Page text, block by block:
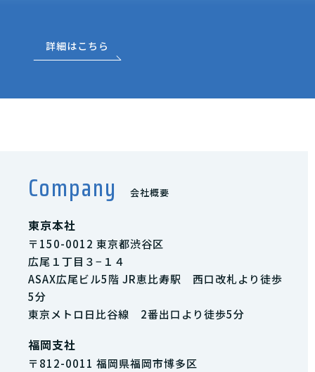
詳細はこちら
Company 会社概要
東京本社
〒150-0012 東京都渋谷区
広尾１丁目３−１４
ASAX広尾ビル5階 JR恵比寿駅 西口改札より徒歩
5分
東京メトロ日比谷線 2番出口より徒歩5分
福岡支社
〒812-0011 福岡県福岡市博多区